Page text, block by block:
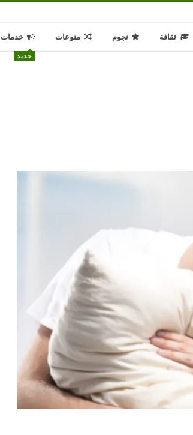
ثقافة نجوم منوعات خدمات
جديد